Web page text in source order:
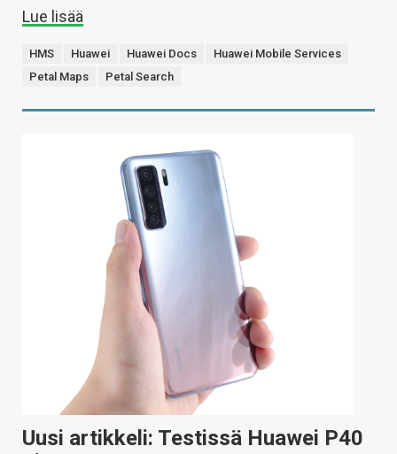
Lue lisää
HMS Huawei Huawei Docs
Huawei Mobile Services
Petal Maps
Petal Search
Uusi artikkeli: Testissä Huawei P40